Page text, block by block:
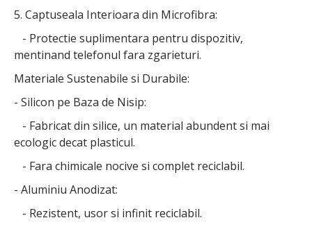
5. Captuseala Interioara din Microfibra:
- Protectie suplimentara pentru dispozitiv,
mentinand telefonul fara zgarieturi.
Materiale Sustenabile si Durabile:
- Silicon pe Baza de Nisip:
- Fabricat din silice, un material abundent si mai
ecologic decat plasticul.
- Fara chimicale nocive si complet reciclabil.
- Aluminiu Anodizat:
- Rezistent, usor si infinit reciclabil.